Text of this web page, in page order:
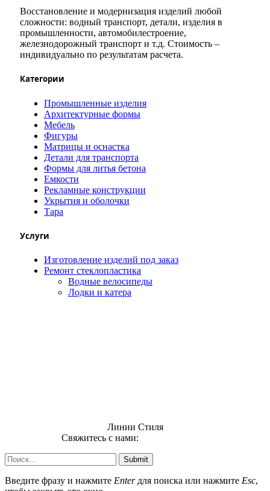
Восстановление и модернизация изделий любой
сложности: водный транспорт, детали, изделия в
промышленности, автомобилестроение,
железнодорожный транспорт и т.д. Стоимость –
индивидуально по результатам расчета.
Категории
Промышленные изделия
Архитектурные формы
Мебель
Фигуры
Матрицы и оснастка
Детали для транспорта
Формы для литья бетона
Емкости
Рекламные конструкции
Укрытия и оболочки
Тара
Услуги
Изготовление изделий под заказ
Ремонт стеклопластика
Водные велосипеды
Лодки и катера
Линии Стиля
Свяжитесь с нами:
Submit
Введите фразу и нажмите Enterдля поиска или нажмите Esc,